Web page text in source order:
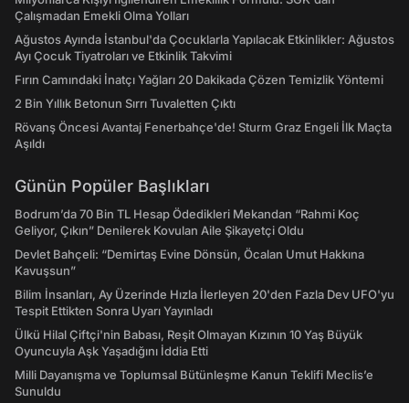
Çalışmadan Emekli Olma Yolları
Ağustos Ayında İstanbul'da Çocuklarla Yapılacak Etkinlikler: Ağustos
Ayı Çocuk Tiyatroları ve Etkinlik Takvimi
Fırın Camındaki İnatçı Yağları 20 Dakikada Çözen Temizlik Yöntemi
2 Bin Yıllık Betonun Sırrı Tuvaletten Çıktı
Rövanş Öncesi Avantaj Fenerbahçe'de! Sturm Graz Engeli İlk Maçta
Aşıldı
Günün Popüler Başlıkları
Bodrum’da 70 Bin TL Hesap Ödedikleri Mekandan “Rahmi Koç
Geliyor, Çıkın” Denilerek Kovulan Aile Şikayetçi Oldu
Devlet Bahçeli: “Demirtaş Evine Dönsün, Öcalan Umut Hakkına
Kavuşsun”
Bilim İnsanları, Ay Üzerinde Hızla İlerleyen 20'den Fazla Dev UFO'yu
Tespit Ettikten Sonra Uyarı Yayınladı
Ülkü Hilal Çiftçi'nin Babası, Reşit Olmayan Kızının 10 Yaş Büyük
Oyuncuyla Aşk Yaşadığını İddia Etti
Milli Dayanışma ve Toplumsal Bütünleşme Kanun Teklifi Meclis’e
Sunuldu